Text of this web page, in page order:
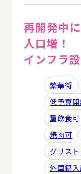
再開発中
人口増！
インフラ
繁華街
低予算
重飲食可
焼肉可
グリス
外国籍